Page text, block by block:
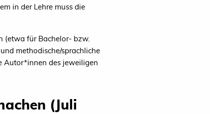
in der Lehre muss die
(etwa für Bachelor- bzw.
methodische/sprachliche
Autor*innen des jeweiligen
(Juli